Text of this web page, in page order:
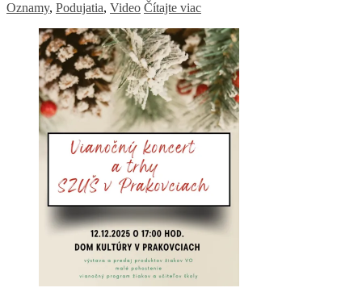
Oznamy, Podujatia, Video Čítajte viac